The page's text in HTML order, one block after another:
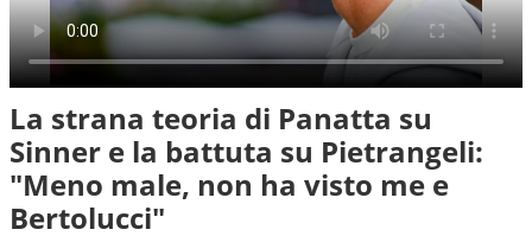
La strana teoria di Panatta su
Sinner e la battuta su Pietrangeli:
"Meno male, non ha visto me e
Bertolucci"